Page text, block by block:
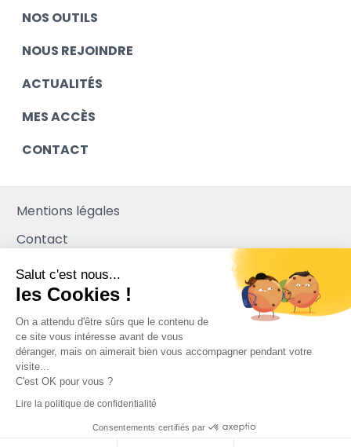
NOS OUTILS
NOUS REJOINDRE
ACTUALITÉS
MES ACCÈS
CONTACT
Mentions légales
Contact
Plan du site
Mediapilote
Salut c'est nous...
les Cookies !
On a attendu d'être sûrs que le contenu de
ce site vous intéresse avant de vous
déranger, mais on aimerait bien vous accompagner pendant votre
visite...
C'est OK pour vous ?
Lire la politique de confidentialité
Consentements certifiés par